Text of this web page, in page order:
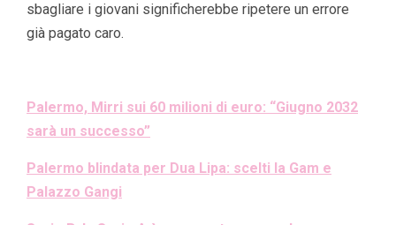
sbagliare i giovani significherebbe ripetere un errore
già pagato caro.
Palermo, Mirri sui 60 milioni di euro: “Giugno 2032
sarà un successo”
Palermo blindata per Dua Lipa: scelti la Gam e
Palazzo Gangi